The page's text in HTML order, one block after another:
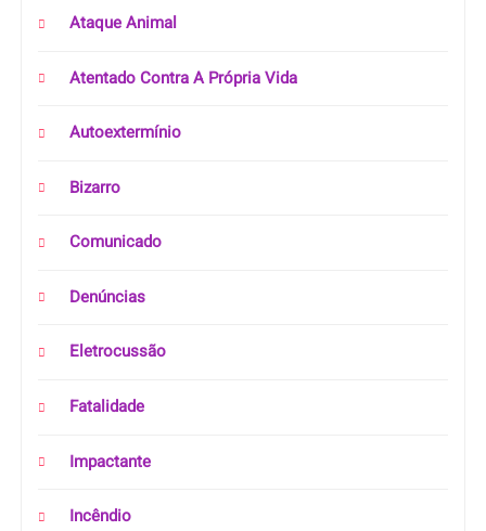
Ataque Animal
Atentado Contra A Própria Vida
Autoextermínio
Bizarro
Comunicado
Denúncias
Eletrocussão
Fatalidade
Impactante
Incêndio